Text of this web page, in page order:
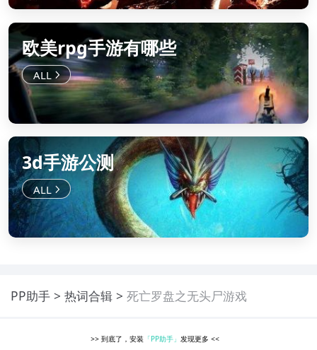
欧美rpg手游有哪些
3d手游公测
PP助手 热词合辑 死亡罗盘之无头尸游戏
>> 到底了，安装 「PP助手」发现更多<<